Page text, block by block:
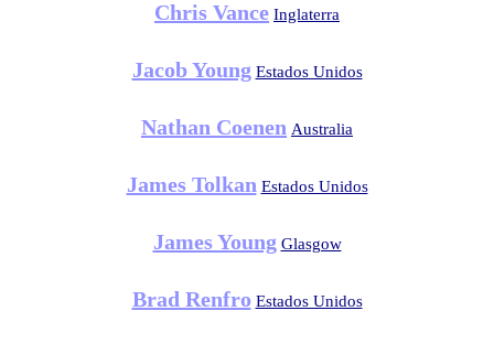
Chris Vance Inglaterra
Jacob Young Estados Unidos
Nathan Coenen Australia
James Tolkan Estados Unidos
James Young Glasgow
Brad Renfro Estados Unidos